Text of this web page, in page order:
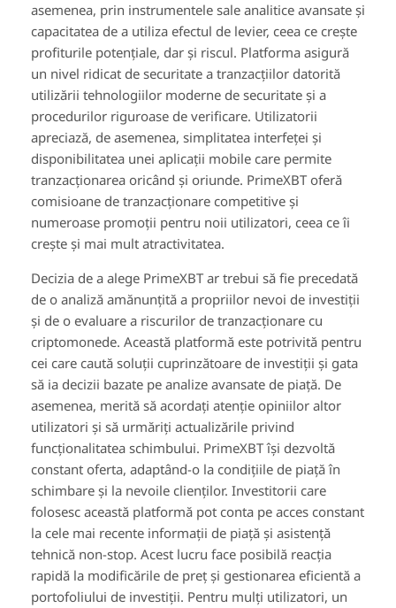
asemenea, prin instrumentele sale analitice avansate și
capacitatea de a utiliza efectul de levier, ceea ce crește
profiturile potențiale, dar și riscul. Platforma asigură
un nivel ridicat de securitate a tranzacțiilor datorită
utilizării tehnologiilor moderne de securitate și a
procedurilor riguroase de verificare. Utilizatorii
apreciază, de asemenea, simplitatea interfeței și
disponibilitatea unei aplicații mobile care permite
tranzacționarea oricând și oriunde. PrimeXBT oferă
comisioane de tranzacționare competitive și
numeroase promoții pentru noii utilizatori, ceea ce îi
crește și mai mult atractivitatea.
Decizia de a alege PrimeXBT ar trebui să fie precedată
de o analiză amănunțită a propriilor nevoi de investiții
și de o evaluare a riscurilor de tranzacționare cu
criptomonede. Această platformă este potrivită pentru
cei care caută soluții cuprinzătoare de investiții și gata
să ia decizii bazate pe analize avansate de piață. De
asemenea, merită să acordați atenție opiniilor altor
utilizatori și să urmăriți actualizările privind
funcționalitatea schimbului. PrimeXBT își dezvoltă
constant oferta, adaptând-o la condițiile de piață în
schimbare și la nevoile clienților. Investitorii care
folosesc această platformă pot conta pe acces constant
la cele mai recente informații de piață și asistență
tehnică non-stop. Acest lucru face posibilă reacția
rapidă la modificările de preț și gestionarea eficientă a
portofoliului de investiții. Pentru mulți utilizatori, un